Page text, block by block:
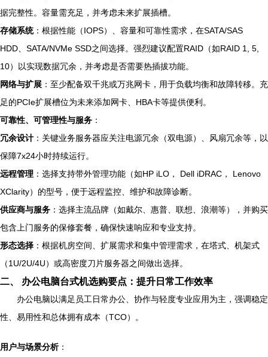
据完整性。容量需充足，并考虑未来扩展插槽。
存储系统：根据性能（IOPS）、容量和可靠性需求，在SATA/SAS
HDD、SATA/NVMe SSD之间选择。强烈建议配置RAID（如RAID 1, 5,
10）以实现数据冗余，并考虑是否需要热插拔功能。
网络与扩展 ：至少配备双千兆或万兆网卡，用于负载均衡和故障转移。充
足的PCIe扩展槽位为未来添加网卡、HBA卡等提供便利。
可靠性、可管理性与服务 ：
冗余设计 ：关键业务服务器应关注电源冗余（双电源）、风扇冗余等，以
保障7x24小时持续运行。
远程管理 ：选择支持带外管理功能（如HP iLO， Dell iDRAC， Lenovo
XClarity）的型号，便于远程监控、维护和故障诊断。
供应商与服务 ：选择主流品牌（如戴尔、惠普、联想、浪潮等），并购买
包含上门服务的保修套餐，确保快速响应和专业支持。
形态选择 ：根据机房空间、扩展需求和集中管理需求，在塔式、机架式
（1U/2U/4U）或高密度刀片服务器之间做出选择。
二、 办公电脑台式机选购要点：提升日常工作效率
办公电脑以满足员工日常办公、协作与轻度专业应用为主，强调稳定
性、易用性和总体拥有成本（TCO）。
用户与场景分析：